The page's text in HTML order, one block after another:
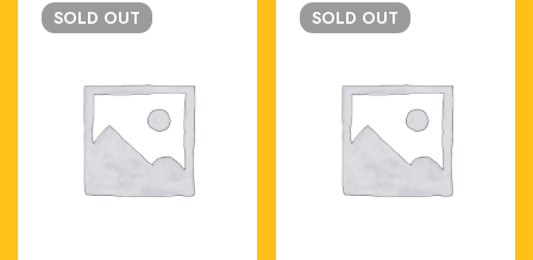
SOLD OUT SOLD OUT